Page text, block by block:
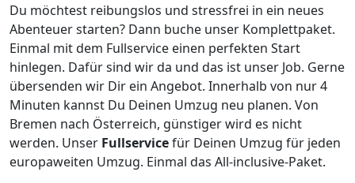
Du möchtest reibungslos und stressfrei in ein neues
Abenteuer starten? Dann buche unser Komplettpaket.
Einmal mit dem Fullservice einen perfekten Start
hinlegen. Dafür sind wir da und das ist unser Job. Gerne
übersenden wir Dir ein Angebot. Innerhalb von nur4
Minuten kannst Du Deinen Umzug neu planen. Von
Bremen nach Österreich, günstiger wird es nicht
werden. Unser Fullservicefür Deinen Umzug für jeden
europaweiten Umzug. Einmal das All-inclusive-Paket.